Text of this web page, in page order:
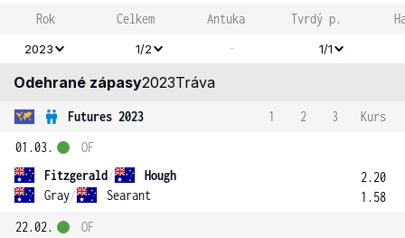
Rok Celkem Antuka Tvrdý p.
2023 1/2 - 1/1
Odehrané zápasy2023Tráva
Futures 2023 1 2 3
Kurs
01.03.
Fitzgerald/
Hough
Gray/ Searant
OF
2.20
1.58
22.02.
OF